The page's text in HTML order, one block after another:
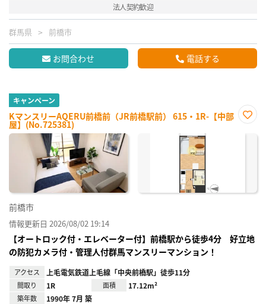
法人契約歓迎
群馬県 前橋市
お問合わせ 電話する
キャンペーン
KマンスリーAQERU前橋前（JR前橋駅前） 615・1R-【中部
屋】(No.725381)
に入
前橋市
情報更新日 2026/08/02 19:14
【オートロック付・エレベーター付】前橋駅から徒歩4分 好立地
の防犯カメラ付・管理人付群馬マンスリーマンション！
アクセス 上毛電気鉄道上毛線「中央前橋駅」徒歩11分
間取り 1R 面積 17.12m²
築年数 1990年 7月 築